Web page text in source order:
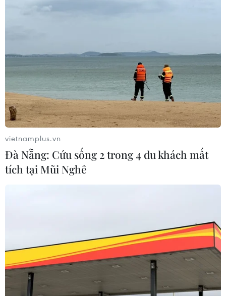
vietnamplus.vn
Đà Nẵng: Cứu sống 2 trong 4 du khách mất
tích tại Mũi Nghê